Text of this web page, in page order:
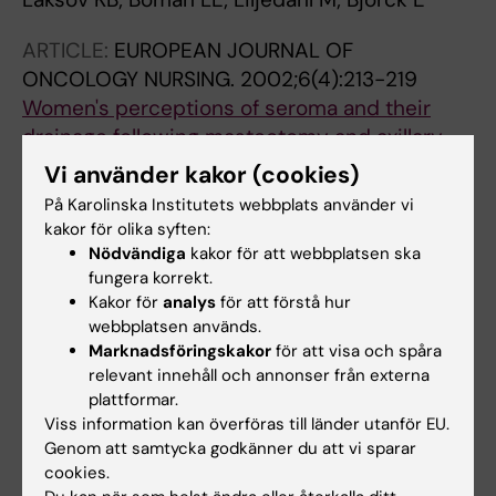
ARTICLE: EUROPEAN JOURNAL OF
ONCOLOGY NURSING. 2002;6(4):213-219
Women's perceptions of seroma and their
drainage following mastectomy and axillary
lymph node dissection.
Boman L; Lindgren A; Sandelin K
ARTICLE:EUROPEAN JOURNAL OF CANCER
1999;8(2):87-96
Two models of care as evaluated by a group
of women operated on for breast cancer with
regard to their perceived well-being
Boman L; Björvell H; Langius A; Cedermark B
ARTICLE:SCANDINAVIAN JOURNAL OF
CARING SCIENCES.
Vi använder kakor (cookies)
På Karolinska Institutets webbplats använder vi
kakor för olika syften:
Nödvändiga kakor för att webbplatsen ska
fungera korrekt.
Kakor för analys för att förstå hur
webbplatsen används.
Marknadsföringskakor för att visa och spåra
relevant innehåll och annonser från externa
plattformar.
Viss information kan överföras till länder utanför EU.
Genom att samtycka godkänner du att vi sparar
cookies.